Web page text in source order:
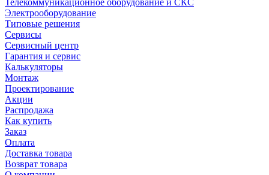
Телекоммуникационное оборудование и СКС
Электрооборудование
Типовые решения
Сервисы
Сервисный центр
Гарантия и сервис
Калькуляторы
Монтаж
Проектирование
Акции
Распродажа
Как купить
Заказ
Оплата
Доставка товара
Возврат товара